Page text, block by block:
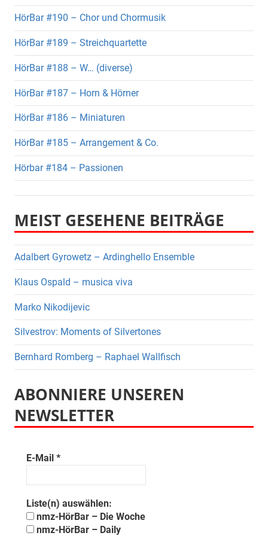
HörBar #190 – Chor und Chormusik
HörBar #189 – Streichquartette
HörBar #188 – W… (diverse)
HörBar #187 – Horn & Hörner
HörBar #186 – Miniaturen
HörBar #185 – Arrangement & Co.
Hörbar #184 – Passionen
MEIST GESEHENE BEITRÄGE
Adalbert Gyrowetz – Ardinghello Ensemble
Klaus Ospald – musica viva
Marko Nikodijevic
Silvestrov: Moments of Silvertones
Bernhard Romberg – Raphael Wallfisch
ABONNIERE UNSEREN
NEWSLETTER
E-Mail *
Liste(n) auswählen:
nmz-HörBar – Die Woche
nmz-HörBar – Daily